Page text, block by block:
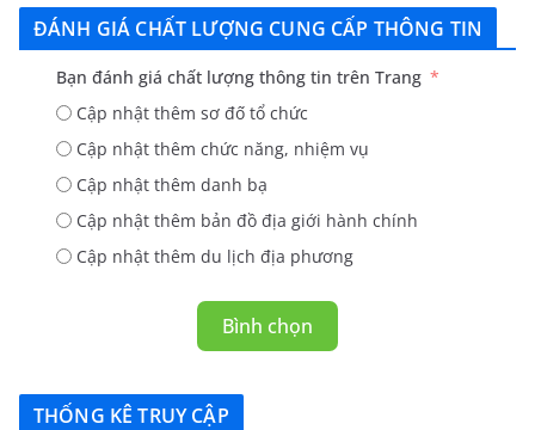
ĐÁNH GIÁ CHẤT LƯỢNG CUNG CẤP THÔNG TIN
Bạn đánh giá chất lượng thông tin trên Trang
Cập nhật thêm sơ đố tổ chức
Cập nhật thêm chức năng, nhiệm vụ
Cập nhật thêm danh bạ
Cập nhật thêm bản đồ địa giới hành chính
Cập nhật thêm du lịch địa phương
Bình chọn
THỐNG KÊ TRUY CẬP